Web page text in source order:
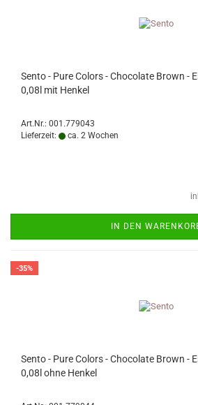
Sento - Pure Colors - Chocolate Brown -
0,08l mit Henkel
Art.Nr.: 001.779043
Lieferzeit:
ca. 2 Wochen
IN DEN
-35%
Sento - Pure Colors - Chocolate Brown -
0,08l ohne Henkel